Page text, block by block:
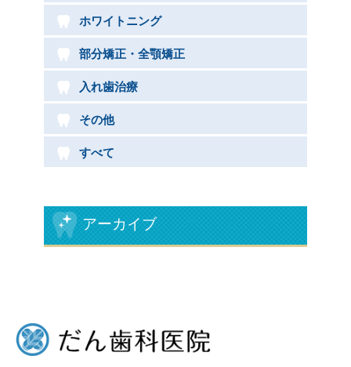
歯の審美
予防歯科
ホワイトニング
入れ歯
詰め物・被せ物
料金や特徴について
お問い合せ
ホワイトニング
部分矯正・全顎矯正
入れ歯治療
その他
すべて
アーカイブ